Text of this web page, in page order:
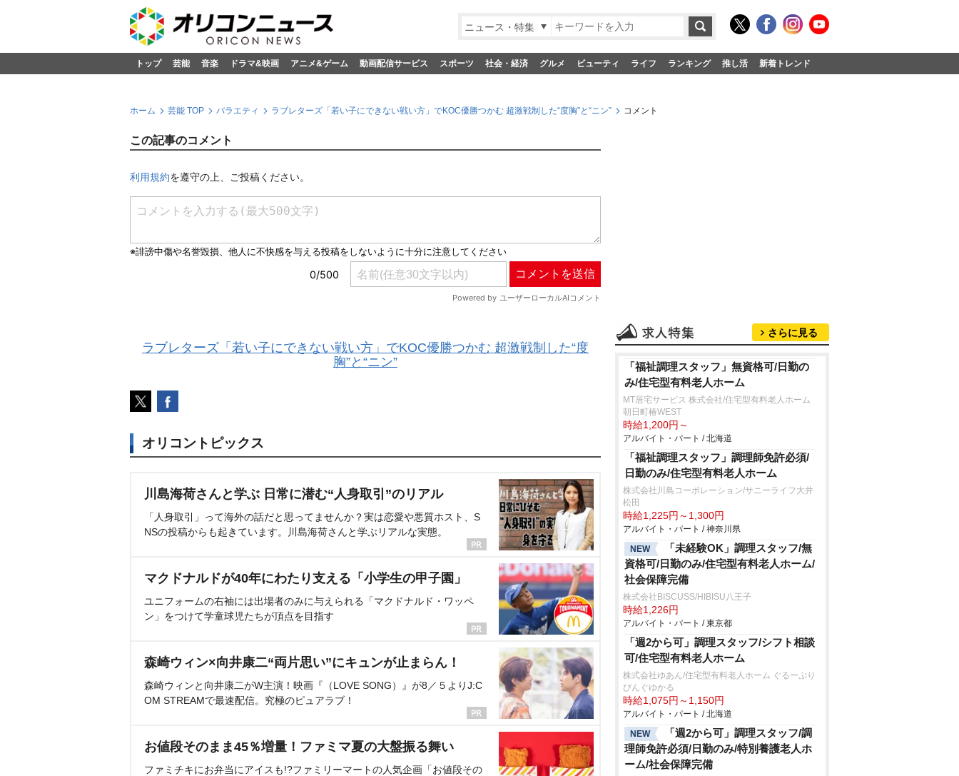
ニュース・特集
トップ 芸能 音楽 ドラマ&映画 アニメ&ゲーム 動画配信サービス スポーツ 社会・経済 グルメ ビューティ ライフ ランキング 推し活 新着トレンド
ホーム 芸能 TOP バラエティ ラブレターズ「若い子にできない戦い方」でKOC優勝つかむ 超激戦制した“度胸”と“ニン” コメント
この記事のコメント
利用規約を遵守の上、ご投稿ください。
ラブレターズ「若い子にできない戦い方」でKOC優勝つかむ 超激戦制した“度
胸”と“ニン”
オリコントピックス
川島海荷さんと学ぶ 日常に潜む“人身取引”のリアル
「人身取引」って海外の話だと思ってませんか？実は恋愛や悪質ホスト、S
NSの投稿からも起きています。川島海荷さんと学ぶリアルな実態。
マクドナルドが40年にわたり支える「小学生の甲子園」
ユニフォームの右袖には出場者のみに与えられる「マクドナルド・ワッペ
ン」をつけて学童球児たちが頂点を目指す
森崎ウィン×向井康二“両片思い”にキュンが止まらん！
森崎ウィンと向井康二がW主演！映画『（LOVE SONG）』が8／５よりJ:C
OM STREAMで最速配信。究極のピュアラブ！
お値段そのまま45％増量！ファミマ夏の大盤振る舞い
ファミチキにお弁当にアイスも!?ファミリーマートの人気企画「お値段その
さらに見る
「福祉調理スタッフ」無資格可/日勤の
み/住宅型有料老人ホーム
MT居宅サービス 株式会社/住宅型有料老人ホーム
朝日町椿WEST
時給1,200円～
アルバイト・パート / 北海道
「福祉調理スタッフ」調理師免許必須/
日勤のみ/住宅型有料老人ホーム
株式会社川島コーポレーション/サニーライフ大井
松田
時給1,225円～1,300円
アルバイト・パート / 神奈川県
NEW
「未経験OK」調理スタッフ/無
資格可/日勤のみ/住宅型有料老人ホーム/
社会保障完備
株式会社BISCUSS/HIBISU八王子
時給1,226円
アルバイト・パート / 東京都
「週2から可」調理スタッフ/シフト相談
可/住宅型有料老人ホーム
株式会社ゆあん/住宅型有料老人ホーム ぐるーぷり
びんぐゆかる
時給1,075円～1,150円
アルバイト・パート / 北海道
NEW
「週2から可」調理スタッフ/調
理師免許必須/日勤のみ/特別養護老人ホ
ーム/社会保障完備